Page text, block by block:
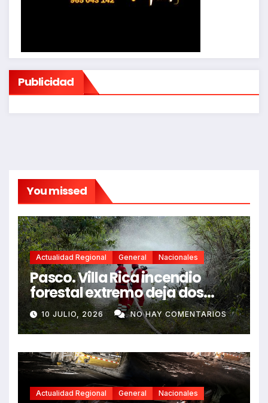
Publicidad
You missed
Actualidad Regional General Nacionales
Pasco. Villa Rica incendio
forestal extremo deja dos
fallecidos y heridos
10 JULIO, 2026 NO HAY COMENTARIOS
Actualidad Regional General Nacionales